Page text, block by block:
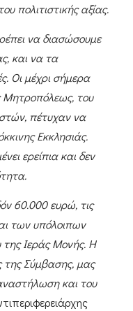
πολιτιστικής αξίας.
να διασώσουμε
και να τα
Οι μέχρι σήμερα
Μητροπόλεως, του
πέτυχαν να
Εκκλησιάς.
ερείπια και δεν
60.000 ευρώ, τις
των υπόλοιπων
της Ιεράς Μονής. Η
της Σύμβασης, μας
και του